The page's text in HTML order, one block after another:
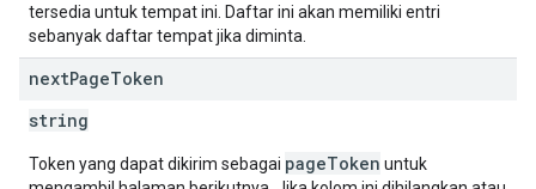
tersedia untuk tempat ini. Daftar ini akan memiliki entri
sebanyak daftar tempat jika diminta.
nextPageToken
string
Token yang dapat dikirim sebagai pageToken untuk